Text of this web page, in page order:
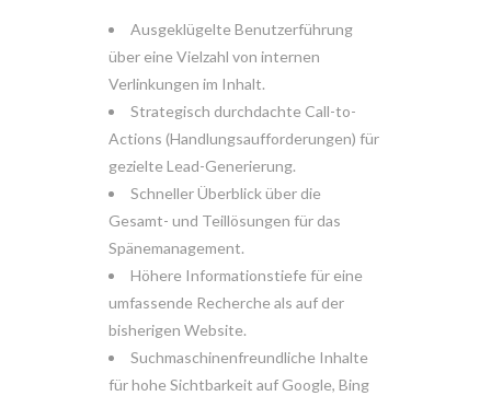
Ausgeklügelte Benutzerführung
über eine Vielzahl von internen
Verlinkungen im Inhalt.
Strategisch durchdachte Call-to-
Actions (Handlungsaufforderungen) für
gezielte Lead-Generierung.
Schneller Überblick über die
Gesamt- und Teillösungen für das
Spänemanagement.
Höhere Informationstiefe für eine
umfassende Recherche als auf der
bisherigen Website.
Suchmaschinenfreundliche Inhalte
für hohe Sichtbarkeit auf Google, Bing